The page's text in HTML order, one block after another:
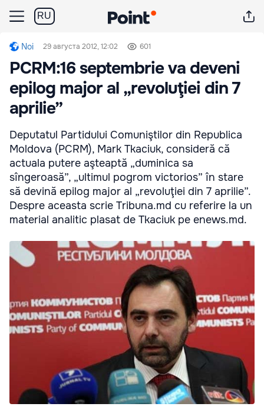
RU
Noi 29 августа 2012, 12:02 601
PCRM:16 septembrie va deveni
epilog major al „revoluţiei din 7
aprilie”
Deputatul Partidului Comuniştilor din Republica
Moldova (PCRM), Mark Tkaciuk, consideră că
actuala putere aşteaptă „duminica sa
sîngeroasă”, „ultimul pogrom victorios” în stare
să devină epilog major al „revoluţiei din 7 aprilie”.
Despre aceasta scrie Tribuna.md cu referire la un
material analitic plasat de Tkaciuk pe enews.md.